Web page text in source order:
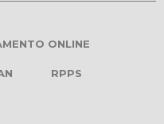
ONLINE
RPPS